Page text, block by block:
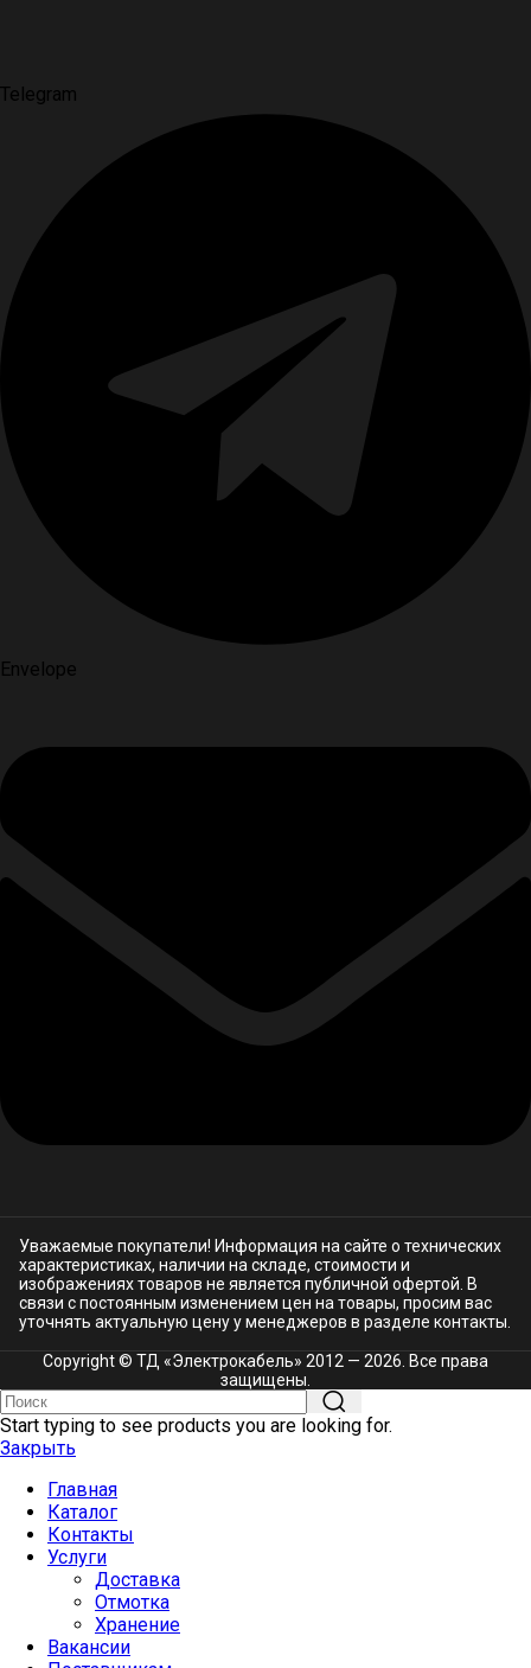
Telegram
Envelope
Уважаемые покупатели! Информация на сайте о технических
характеристиках, наличии на складе, стоимости и
изображениях товаров не является публичной офертой. В
связи с постоянным изменением цен на товары, просим вас
уточнять актуальную цену у менеджеров в разделе контакты.
Copyright © ТД «Электрокабель»​ 2012 — 2026. Все права
защищены.
Start typing to see products you are looking for.
Закрыть
Главная
Каталог
Контакты
Услуги
Доставка
Отмотка
Хранение
Вакансии